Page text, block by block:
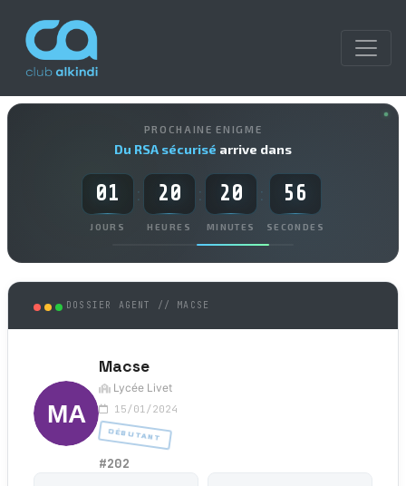
PROCHAINE ENIGME
Du RSA sécurisé arrive dans
01
JOURS
: 20
HEURES
: 20
MINUTES
: 56
SECONDES
DOSSIER AGENT // MACSE
Macse
Lycée Livet
15/01/2024
DÉBUTANT
#202